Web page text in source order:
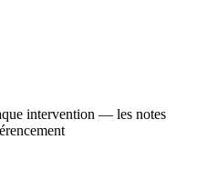
intervention — les notes